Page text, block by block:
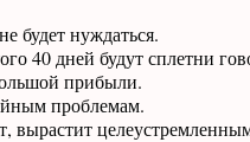
будет нуждаться.
40 дней будут сплетни
прибыли.
проблемам.
вырастит